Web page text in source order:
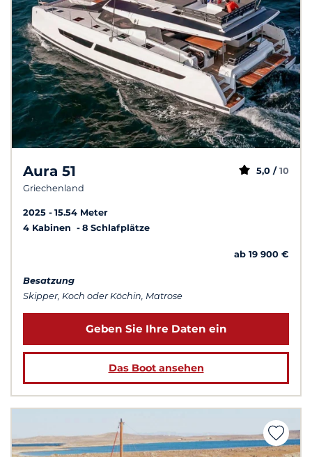
Aura 51
Griechenland
5,0 / 10
2025
15.54 Meter
4 Kabinen
8 Schlafplätze
ab 19 900 €
Besatzung
Skipper, Koch oder Köchin, Matrose
Geben Sie Ihre Daten ein
Das Boot ansehen